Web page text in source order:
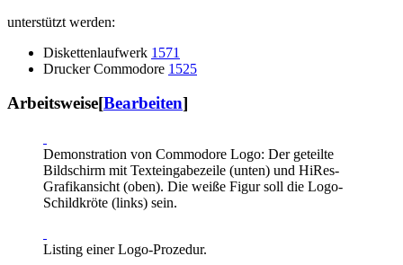
unterstützt werden:
Diskettenlaufwerk 1571
Drucker Commodore 1525
Arbeitsweise[Bearbeiten]
Demonstration von Commodore Logo: Der geteilte
Bildschirm mit Texteingabezeile (unten) und HiRes-
Grafikansicht (oben). Die weiße Figur soll die Logo-
Schildkröte (links) sein.
Listing einer Logo-Prozedur.